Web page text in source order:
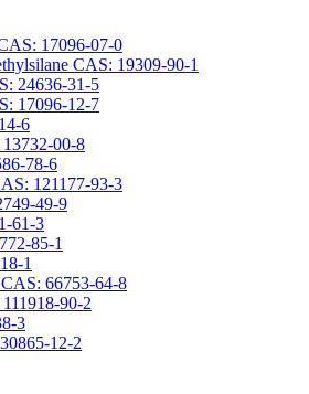
17096-07-0
CAS: 19309-90-1
24636-31-5
17096-12-7
6
00-8
78-6
121177-93-3
49-9
61-3
85-1
1
66753-64-8
90-2
3
12-2